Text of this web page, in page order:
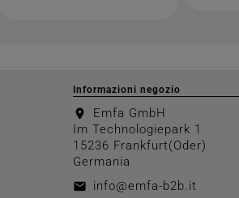
Informazioni negozio
location_on
Emfa GmbH
Im Technologiepark 1
15236 Frankfurt(Oder)
Germania
email info@emfa-b2b.it